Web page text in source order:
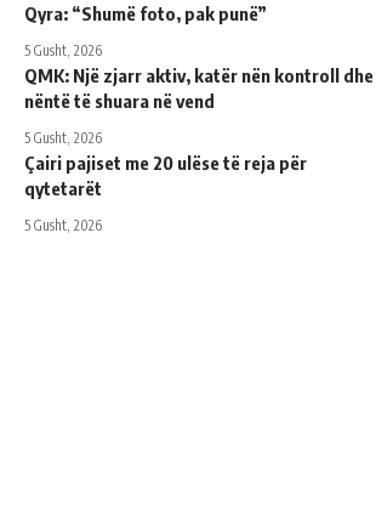
Qyra: “Shumë foto, pak punë”
5 Gusht, 2026
QMK: Një zjarr aktiv, katër nën kontroll dhe
nëntë të shuara në vend
5 Gusht, 2026
Çairi pajiset me 20 ulëse të reja për
qytetarët
5 Gusht, 2026